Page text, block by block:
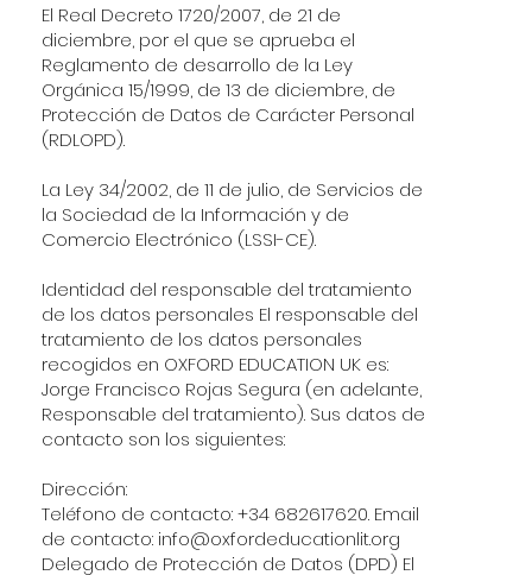
El Real Decreto 1720/2007, de 21 de
diciembre, por el que se aprueba el
Reglamento de desarrollo de la Ley
Orgánica 15/1999, de 13 de diciembre, de
Protección de Datos de Carácter Personal
(RDLOPD).
La Ley 34/2002, de 11 de julio, de Servicios de
la Sociedad de la Información y de
Comercio Electrónico (LSSI-CE).
Identidad del responsable del tratamiento
de los datos personales El responsable del
tratamiento de los datos personales
recogidos en OXFORD EDUCATION UK es:
Jorge Francisco Rojas Segura (en adelante,
Responsable del tratamiento). Sus datos de
contacto son los siguientes:
Dirección:
Teléfono de contacto: +34 682617620. Email
de contacto: info@oxfordeducationlit.org
Delegado de Protección de Datos (DPD) El